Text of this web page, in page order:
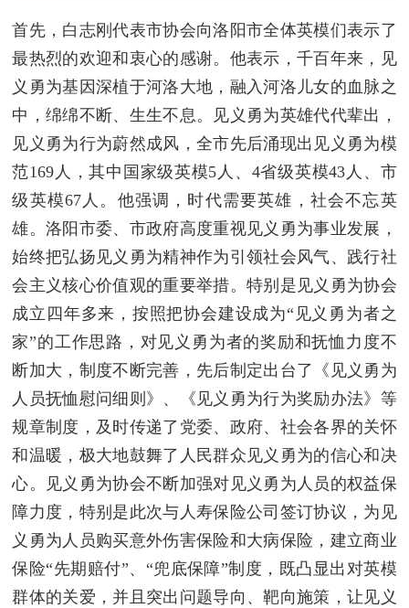
首先，白志刚代表市协会向洛阳市全体英模们表示了
最热烈的欢迎和衷心的感谢。他表示，千百年来，见
义勇为基因深植于河洛大地，融入河洛儿女的血脉之
中，绵绵不断、生生不息。见义勇为英雄代代辈出，
见义勇为行为蔚然成风，全市先后涌现出见义勇为模
范169人，其中国家级英模5人、4省级英模43人、市
级英模67人。他强调，时代需要英雄，社会不忘英
雄。洛阳市委、市政府高度重视见义勇为事业发展，
始终把弘扬见义勇为精神作为引领社会风气、践行社
会主义核心价值观的重要举措。特别是见义勇为协会
成立四年多来，按照把协会建设成为“见义勇为者之
家”的工作思路，对见义勇为者的奖励和抚恤力度不
断加大，制度不断完善，先后制定出台了《见义勇为
人员抚恤慰问细则》、《见义勇为行为奖励办法》等
规章制度，及时传递了党委、政府、社会各界的关怀
和温暖，极大地鼓舞了人民群众见义勇为的信心和决
心。见义勇为协会不断加强对见义勇为人员的权益保
障力度，特别是此次与人寿保险公司签订协议，为见
义勇为人员购买意外伤害保险和大病保险，建立商业
保险“先期赔付”、“兜底保障”制度，既凸显出对英模
群体的关爱，并且突出问题导向、靶向施策，让见义